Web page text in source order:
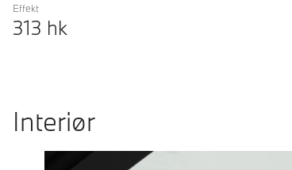
Effekt
313 hk
Interiør